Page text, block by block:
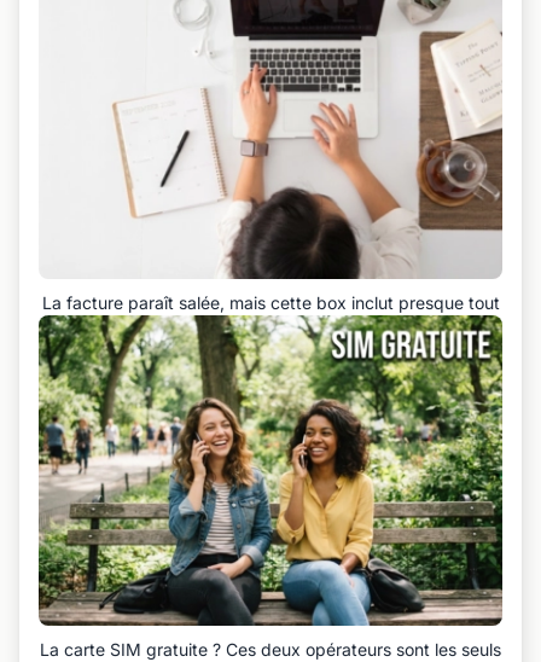
La facture paraît salée, mais cette box inclut presque tout
La carte SIM gratuite ? Ces deux opérateurs sont les seuls